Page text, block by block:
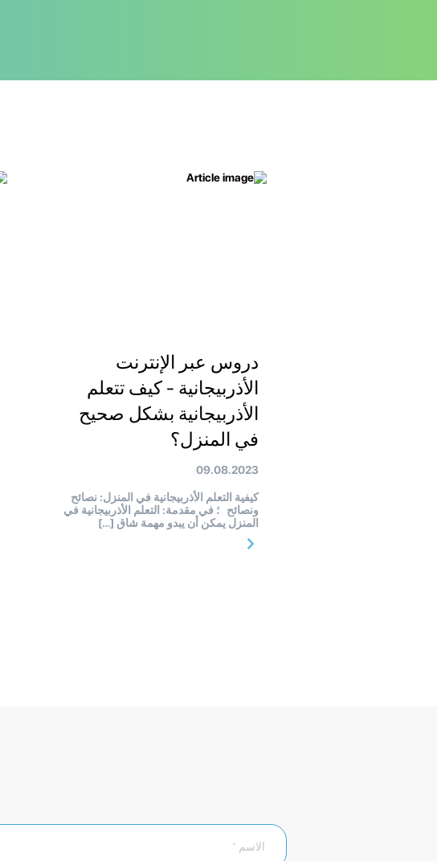
دروس عبر الإنترنت
الأذربيجانية - كيف تتعلم
الأذربيجانية بشكل صحيح
في المنزل؟
09.08.2023
كيفية التعلم الأذربيجانية في المنزل: نصائح
ونصائح ؛ في مقدمة: التعلم الأذربيجانية في
المنزل يمكن أن يبدو مهمة شاق […]